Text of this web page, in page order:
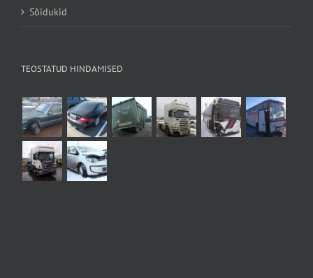
Sõidukid
TEOSTATUD HINDAMISED